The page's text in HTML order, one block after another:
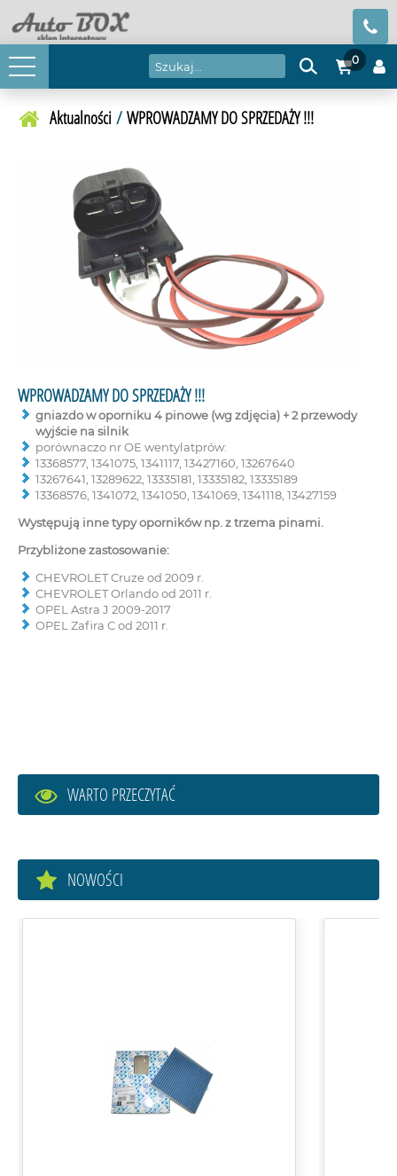
0
Aktualności / WPROWADZAMY DO SPRZEDAŻY !!!
WPROWADZAMY DO SPRZEDAŻY !!!
gniazdo w oporniku 4 pinowe (wg zdjęcia) + 2 przewody
wyjście na silnik
porównaczo nr OE wentylatprów:
13368577, 1341075, 1341117, 13427160, 13267640
13267641, 13289622, 13335181, 13335182, 13335189
13368576, 1341072, 1341050, 1341069, 1341118, 13427159
Występują inne typy oporników np. z trzema pinami.
Przybliżone zastosowanie:
CHEVROLET Cruze od 2009 r.
CHEVROLET Orlando od 2011 r.
OPEL Astra J 2009-2017
OPEL Zafira C od 2011 r.
WARTO PRZECZYTAĆ
NOWOŚCI